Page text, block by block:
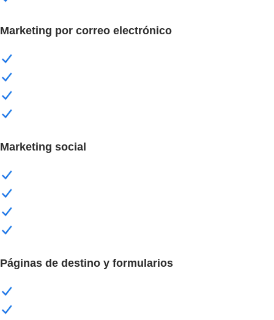
Marketing por correo electrónico
Marketing ​social
Páginas de destino y formularios